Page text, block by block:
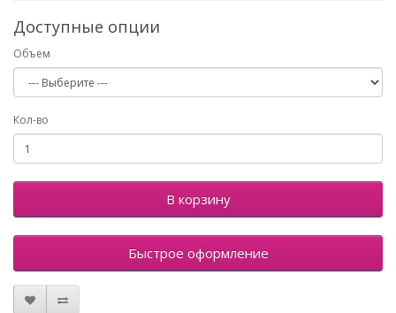
Доступные опции
Объем
Кол-во
В корзину
Быстрое оформление